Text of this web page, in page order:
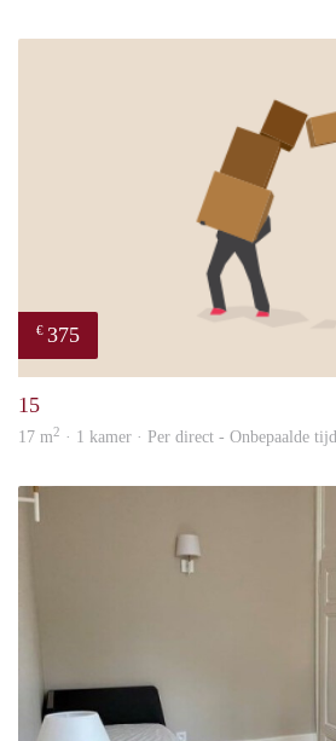
€ 375
15
17 m2 · 1 kamer · Per direct - Onbepaalde tijd